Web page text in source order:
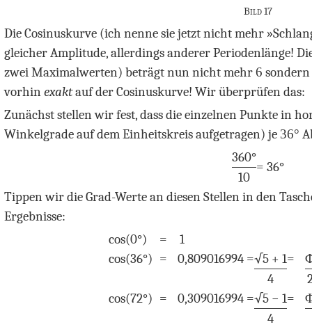
Bild 17
Die Cosinuskurve (ich nenne sie jetzt nicht mehr
gleicher Amplitude, allerdings anderer Periodenlänge!
zwei Maximalwerten) beträgt nun nicht mehr6 sondern
vorhinexaktauf der Cosinuskurve! Wir überprüfen das:
Zunächst stellen wir fest, dass die einzelnen Punkte in
Winkelgrade auf dem Einheitskreis aufgetragen) je 36°
360°
10
= 36°
Tippen wir die Grad-Werte an diesen Stellen in den
Ergebnisse:
cos(0°) =
1
cos(36°) = 0,809016994 =√5 + 1
4
=
cos(72°) = 0,309016994 =√5 − 1
4
=